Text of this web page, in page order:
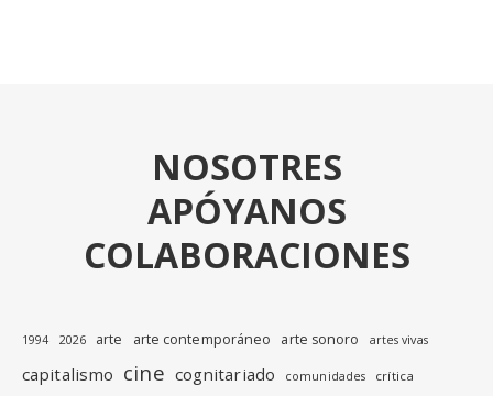
NOSOTRES
APÓYANOS
COLABORACIONES
1994 2026 arte arte contemporáneo arte sonoro artes vivas
capitalismo cine cognitariado comunidades crítica